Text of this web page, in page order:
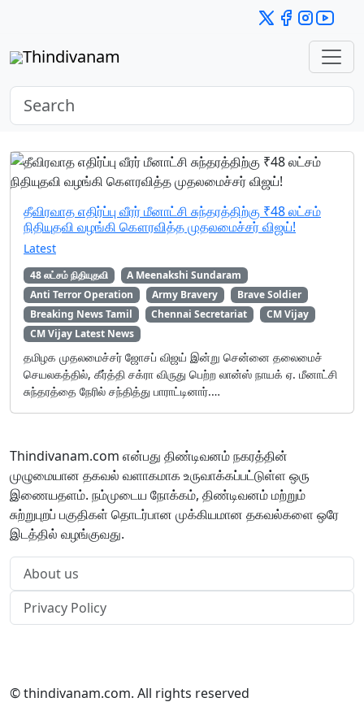
Thindivanam
தீவிரவாத எதிர்ப்பு வீரர் மீனாட்சி சுந்தரத்திற்கு ₹48 லட்சம்
நிதியுதவி வழங்கி கௌரவித்த முதலமைச்சர் விஜய்!
Latest
48 லட்சம் நிதியுதவி
A Meenakshi Sundaram
Anti Terror Operation
Army Bravery
Brave Soldier
Breaking News Tamil
Chennai Secretariat
CM Vijay
CM Vijay Latest News
தமிழக முதலமைச்சர் ஜோசப் விஜய் இன்று சென்னை தலைமைச்
செயலகத்தில், கீர்த்தி சக்ரா விருது பெற்ற லான்ஸ் நாயக் ஏ. மீனாட்சி
சுந்தரத்தை நேரில் சந்தித்து பாராட்டினார்.…
Thindivanam.com என்பது திண்டிவனம் நகரத்தின்
முழுமையான தகவல் வளாகமாக உருவாக்கப்பட்டுள்ள ஒரு
இணையதளம். நம்முடைய நோக்கம், திண்டிவனம் மற்றும்
சுற்றுபுறப் பகுதிகள் தொடர்பான முக்கியமான தகவல்களை ஒரே
இடத்தில் வழங்குவது.
About us
Privacy Policy
© thindivanam.com. All rights reserved